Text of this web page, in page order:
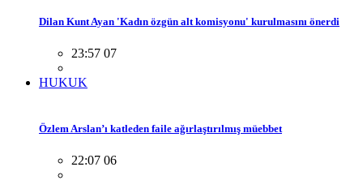
Dilan Kunt Ayan 'Kadın özgün alt komisyonu' kurulmasını önerdi
23:57 07
HUKUK
Özlem Arslan’ı katleden faile ağırlaştırılmış müebbet
22:07 06